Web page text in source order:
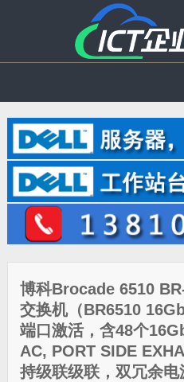
博科Brocade 6510
交换机（BR6510
端口激活，含48个
AC, PORT SIDE
持级联级联，双冗余电